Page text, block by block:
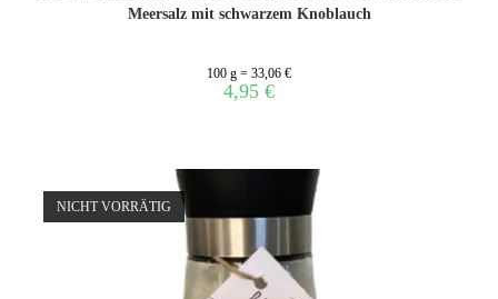
Meersalz mit schwarzem Knoblauch
100 g = 33,06 €
4,95 €
NICHT VORRÄTIG